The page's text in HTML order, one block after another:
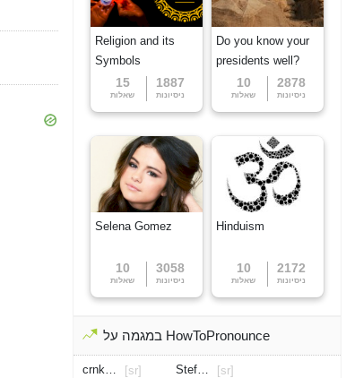
Religion and its
Symbols
15
שאלות
1887
ניסיונות
Do you know your
presidents well?
10
שאלות
2878
ניסיונות
Selena Gomez
10
שאלות
3058
ניסיונות
Hinduism
10
שאלות
2172
ניסיונות
במגמה על HowToPronounce
crnkovic[sr] Stefan Mitrovic
[sr]